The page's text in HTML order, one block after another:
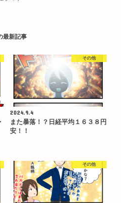
最新記事
その他
2024.9.4
また暴落！？日経平均１６３８円
安！！
その他